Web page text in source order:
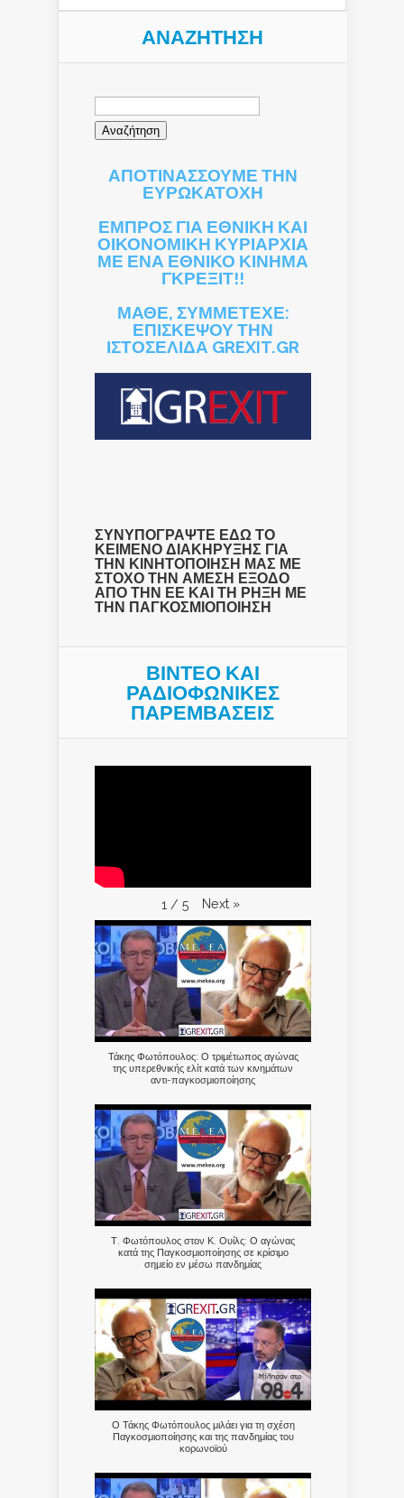
ΑΝΑΖΉΤΗΣΗ
Αναζήτηση
ΑΠΟΤΙΝΑΣΣΟΥΜΕ ΤΗΝ
ΕΥΡΩΚΑΤΟΧΗ
ΕΜΠΡΟΣ ΓΙΑ ΕΘΝΙΚΗ ΚΑΙ
ΟΙΚΟΝΟΜΙΚΗ ΚΥΡΙΑΡΧΙΑ
ΜΕ ΕΝΑ ΕΘΝΙΚΟ ΚΙΝΗΜΑ
ΓΚΡΕΞΙΤ!!
ΜΑΘΕ, ΣΥΜΜΕΤΕΧΕ:
ΕΠΙΣΚΕΨΟΥ ΤΗΝ
ΙΣΤΟΣΕΛΙΔΑ GREXIT.GR
ΣΥΝΥΠΟΓΡΑΨΤΕ ΕΔΩ ΤΟ
ΚΕΙΜΕΝΟ ΔΙΑΚΗΡΥΞΗΣ ΓΙΑ
ΤΗΝ ΚΙΝΗΤΟΠΟΙΗΣΗ ΜΑΣ ΜΕ
ΣΤΟΧΟ ΤΗΝ ΑΜΕΣΗ ΕΞΟΔΟ
ΑΠΟ ΤΗΝ ΕΕ ΚΑΙ ΤΗ ΡΗΞΗ ΜΕ
ΤΗΝ ΠΑΓΚΟΣΜΙΟΠΟΙΗΣΗ
ΒΙΝΤΕΟ ΚΑΙ
ΡΑΔΙΟΦΩΝΙΚΕΣ
ΠΑΡΕΜΒΑΣΕΙΣ
1 / 5 Next »
Τάκης Φωτόπουλος: Ο τριμέτωπος αγώνας
της υπερεθνικής ελίτ κατά των κινημάτων
αντι-παγκοσμιοποίησης
Τ. Φωτόπουλος στον Κ. Ουίλς: Ο αγώνας
κατά της Παγκοσμιοποίησης σε κρίσιμο
σημείο εν μέσω πανδημίας
Ο Τάκης Φωτόπουλος μιλάει για τη σχέση
Παγκοσμιοποίησης και της πανδημίας του
κορωνοϊού